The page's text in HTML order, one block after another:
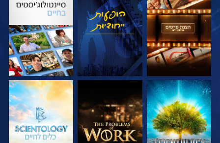
בדוק את הסדרה צפה בדוק את הסדרה
בדוק את הסדרה בדוק את הסדרה בדוק את הסדרה